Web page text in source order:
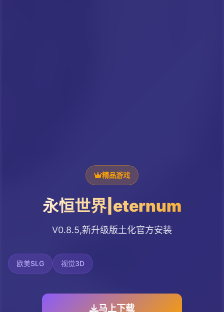
精品游戏
永恒世界|eternum
V0.8.5,新升级版土化官方安装
欧美SLG 视觉3D
马上下载